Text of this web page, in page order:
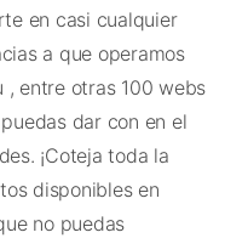
en casi cualquier
a que operamos
, entre otras 100 webs
dar con en el
¡Coteja toda la
disponibles en
no puedas